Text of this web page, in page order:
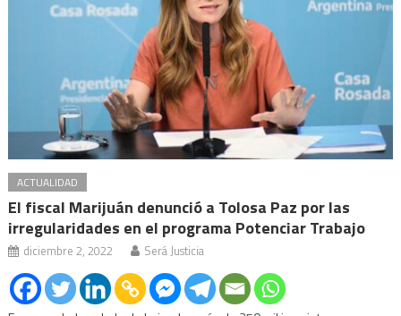
ACTUALIDAD
El fiscal Marijuán denunció a Tolosa Paz por las
irregularidades en el programa Potenciar Trabajo
diciembre 2, 2022 Será Justicia